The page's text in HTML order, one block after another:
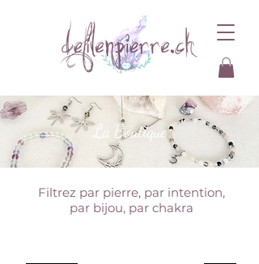
La Boutique
Filtrez par pierre, par intention,
par bijou, par chakra